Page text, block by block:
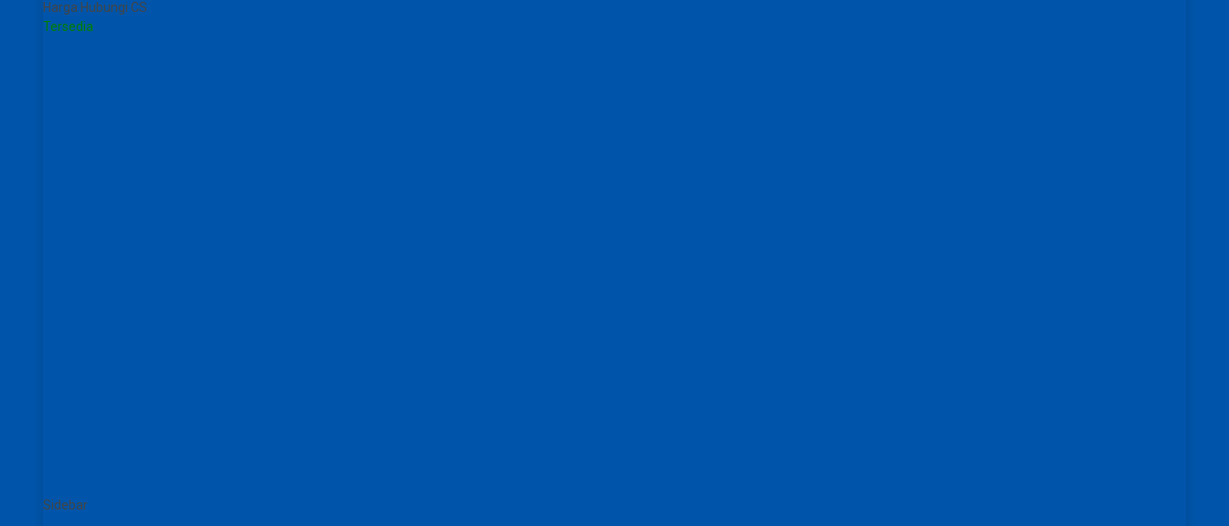
Harga Hubungi CS
Tersedia
Sidebar